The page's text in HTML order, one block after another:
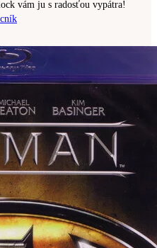
vám ju s radosťou vypátra!